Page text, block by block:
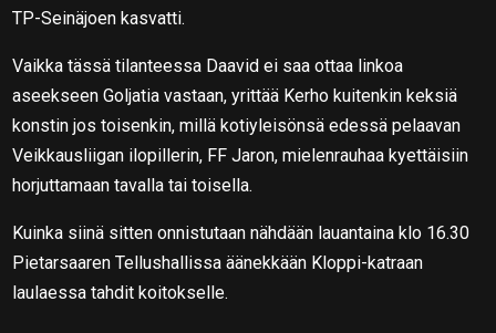
TP-Seinäjoen kasvatti.
Vaikka tässä tilanteessa Daavid ei saa ottaa linkoa
aseekseen Goljatia vastaan, yrittää Kerho kuitenkin keksiä
konstin jos toisenkin, millä kotiyleisönsä edessä pelaavan
Veikkausliigan ilopillerin, FF Jaron, mielenrauhaa kyettäisiin
horjuttamaan tavalla tai toisella.
Kuinka siinä sitten onnistutaan nähdään lauantaina klo 16.30
Pietarsaaren Tellushallissa äänekkään Kloppi-katraan
laulaessa tahdit koitokselle.